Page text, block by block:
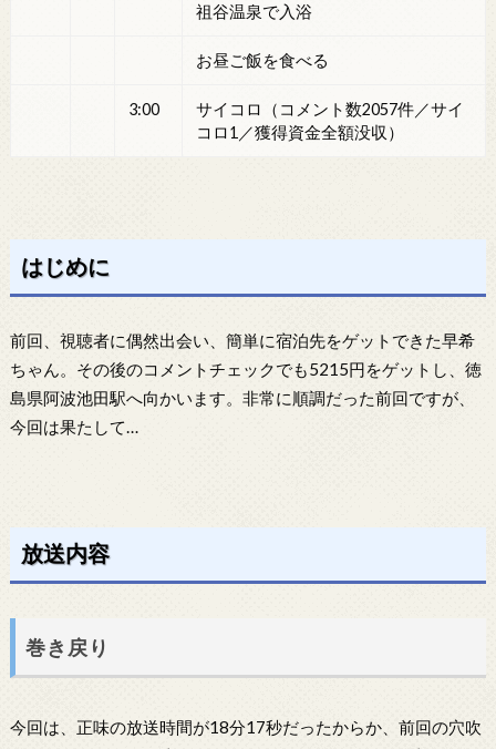
祖谷温泉で入浴
お昼ご飯を食べる
3:00
サイコロ（コメント数2057件／サイ
コロ1／獲得資金全額没収）
はじめに
前回、視聴者に偶然出会い、簡単に宿泊先をゲットできた早希
ちゃん。その後のコメントチェックでも5215円をゲットし、徳
島県阿波池田駅へ向かいます。非常に順調だった前回ですが、
今回は果たして…
放送内容
巻き戻り
今回は、正味の放送時間が18分17秒だったからか、前回の穴吹